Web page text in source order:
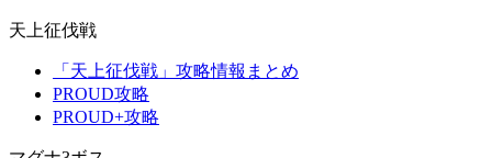
天上征伐戦
「天上征伐戦」攻略情報まとめ
PROUD攻略
PROUD+攻略